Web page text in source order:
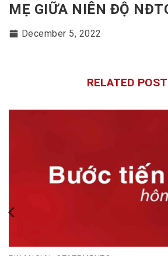
MẸ GIỮA NIÊN ĐỘ
December 5, 2022
RELATED